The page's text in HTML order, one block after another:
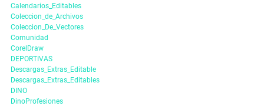
Calendarios_Editables
Coleccion_de_Archivos
Coleccion_De_Vectores
Comunidad
CorelDraw
DEPORTIVAS
Descargas_Extras_Editable
Descargas_Extras_Editables
DINO
DinoProfesiones